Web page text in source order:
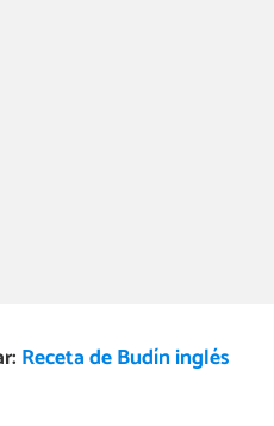
Receta de Budín inglés